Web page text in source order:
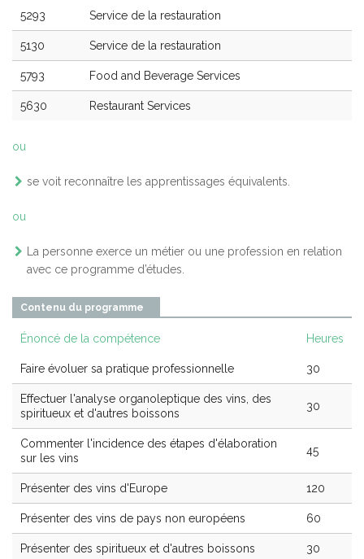
5293 Service de la restauration
5130 Service de la restauration
5793 Food and Beverage Services
5630 Restaurant Services
ou
se voit reconnaître les apprentissages équivalents.
ou
La personne exerce un métier ou une profession en relation
avec ce programme d’études.
Contenu du programme
Énoncé de la compétence Heures
Faire évoluer sa pratique professionnelle 30
Effectuer l'analyse organoleptique des vins, des
spiritueux et d'autres boissons
30
Commenter l'incidence des étapes d'élaboration
sur les vins
45
Présenter des vins d'Europe 120
Présenter des vins de pays non européens 60
Présenter des spiritueux et d'autres boissons 30